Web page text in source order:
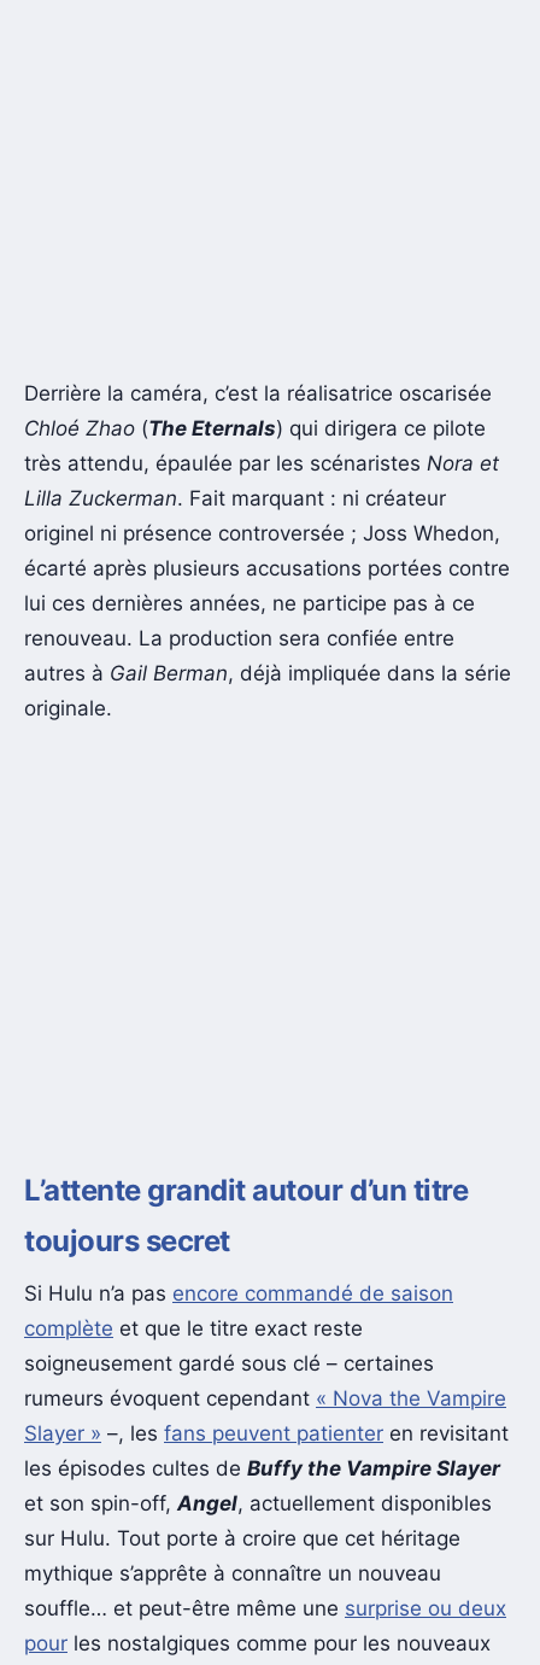
Derrière la caméra, c’est la réalisatrice oscarisée
Chloé Zhao (The Eternals) qui dirigera ce pilote
très attendu, épaulée par les scénaristes Nora et
Lilla Zuckerman. Fait marquant : ni créateur
originel ni présence controversée ; Joss Whedon,
écarté après plusieurs accusations portées contre
lui ces dernières années, ne participe pas à ce
renouveau. La production sera confiée entre
autres à Gail Berman, déjà impliquée dans la série
originale.
L’attente grandit autour d’un titre
toujours secret
Si Hulu n’a pas encore commandé de saison
complète et que le titre exact reste
soigneusement gardé sous clé – certaines
rumeurs évoquent cependant « Nova the Vampire
Slayer » –, les fans peuvent patienter en revisitant
les épisodes cultes de Buffy the Vampire Slayer
et son spin-off,Angel, actuellement disponibles
sur Hulu. Tout porte à croire que cet héritage
mythique s’apprête à connaître un nouveau
souffle… et peut-être même une surprise ou deux
pour les nostalgiques comme pour les nouveaux